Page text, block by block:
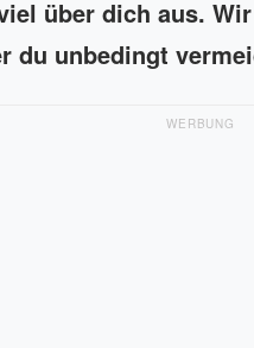
über dich aus.
du unbedingt
WERBUNG